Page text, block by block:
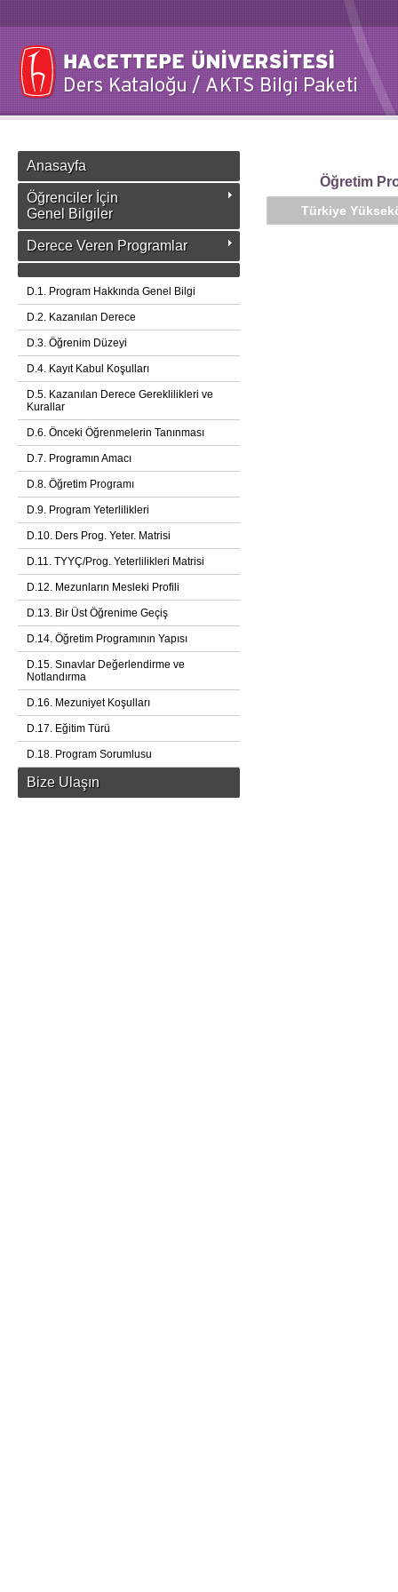
Anasayfa
Öğrenciler İçin
Genel Bilgiler
Derece Veren Programlar
D.1. Program Hakkında Genel Bilgi
D.2. Kazanılan Derece
D.3. Öğrenim Düzeyi
D.4. Kayıt Kabul Koşulları
D.5. Kazanılan Derece Gereklilikleri ve
Kurallar
D.6. Önceki Öğrenmelerin Tanınması
D.7. Programın Amacı
D.8. Öğretim Programı
D.9. Program Yeterlilikleri
D.10. Ders Prog. Yeter. Matrisi
D.11. TYYÇ/Prog. Yeterlilikleri Matrisi
D.12. Mezunların Mesleki Profili
D.13. Bir Üst Öğrenime Geçiş
D.14. Öğretim Programının Yapısı
D.15. Sınavlar Değerlendirme ve
Notlandırma
D.16. Mezuniyet Koşulları
D.17. Eğitim Türü
D.18. Program Sorumlusu
Bize Ulaşın
Öğretim
Türkiye